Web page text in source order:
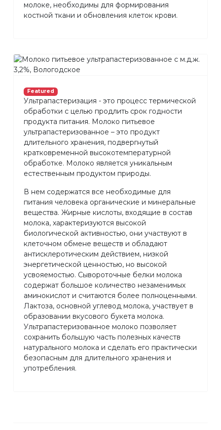
молоке, необходимы для формирования
костной ткани и обновления клеток крови.
Featured
Ультрапастеризация - это процесс термической
обработки с целью продлить срок годности
продукта питания. Молоко питьевое
ультрапастеризованное – это продукт
длительного хранения, подвергнутый
кратковременной высокотемпературной
обработке. Молоко является уникальным
естественным продуктом природы.
В нем содержатся все необходимые для
питания человека органические и минеральные
вещества. Жирные кислоты, входящие в состав
молока, характеризуются высокой
биологической активностью, они участвуют в
клеточном обмене веществ и обладают
антисклеротическим действием, низкой
энергетической ценностью, но высокой
усвояемостью. Сывороточные белки молока
содержат большое количество незаменимых
аминокислот и считаются более полноценными.
Лактоза, основной углевод молока, участвует в
образовании вкусового букета молока.
Ультрапастеризованное молоко позволяет
сохранить большую часть полезных качеств
натурального молока и сделать его практически
безопасным для длительного хранения и
употребления.